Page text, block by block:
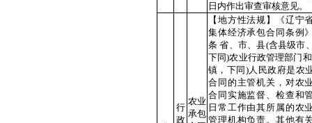
日内作出审查审核意见。
行
政
农业
承包
【地方性法规】《辽宁
集体经济承包合同条例
条 省、市、县(含县级市
下同)农业行政管理部门
镇，下同)人民政府是农
合同的主管机关，对农
合同实施监督、检查和
日常工作由其所属的农
管理机构负责。其他有